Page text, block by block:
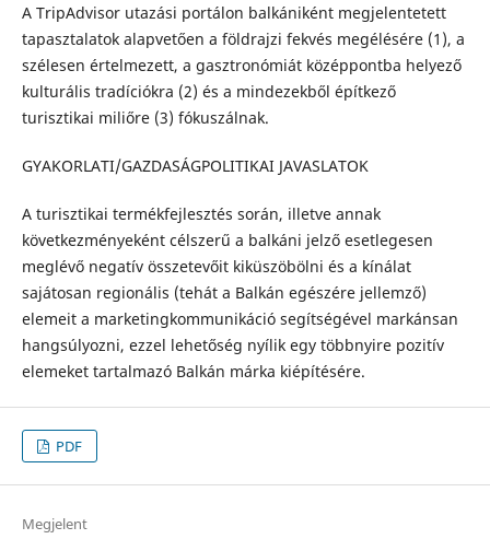
A TripAdvisor utazási portálon balkániként megjelentetett
tapasztalatok alapvetően a földrajzi fekvés megélésére (1), a
szélesen értelmezett, a gasztronómiát középpontba helyező
kulturális tradíciókra (2) és a mindezekből építkező
turisztikai miliőre (3) fókuszálnak.
GYAKORLATI/GAZDASÁGPOLITIKAI JAVASLATOK
A turisztikai termékfejlesztés során, illetve annak
következményeként célszerű a balkáni jelző esetlegesen
meglévő negatív összetevőit kiküszöbölni és a kínálat
sajátosan regionális (tehát a Balkán egészére jellemző)
elemeit a marketingkommunikáció segítségével markánsan
hangsúlyozni, ezzel lehetőség nyílik egy többnyire pozitív
elemeket tartalmazó Balkán márka kiépítésére.
PDF
Megjelent